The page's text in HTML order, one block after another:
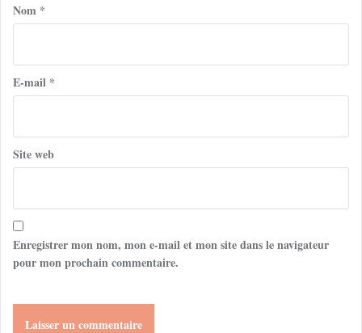
Nom *
E-mail *
Site web
Enregistrer mon nom, mon e-mail et mon site dans le navigateur
pour mon prochain commentaire.